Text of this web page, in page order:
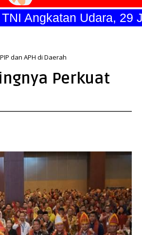
Angkatan Udara, 29 Juli
dan APH di Daerah
Perkuat